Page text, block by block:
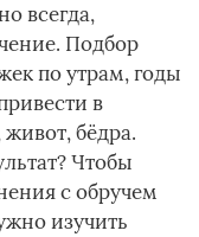
всегда,
Подбор
по утрам, годы
в
бёдра.
Чтобы
с обручем
изучить